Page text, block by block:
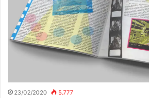
23/02/2020 5.777